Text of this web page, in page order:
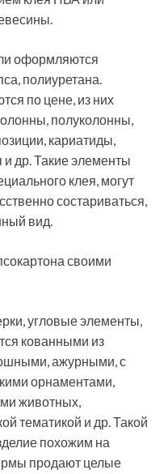
оформляются
полиуретана.
по цене, из них
полуколонны,
кариатиды,
др. Такие элементы
клея, могут
состариваться,
вид.
угловые элементы,
кованными из
ажурными, с
орнаментами,
животных,
тематикой и др. Такой
похожим на
продают целые